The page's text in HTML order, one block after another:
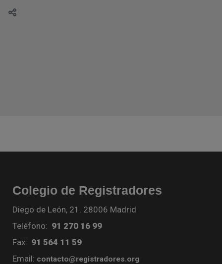
Colegio de Registradores
Diego de León, 21. 28006 Madrid
Teléfono: 91 270 16 99
Fax: 91 564 11 59
Email: contacto@registradores.org